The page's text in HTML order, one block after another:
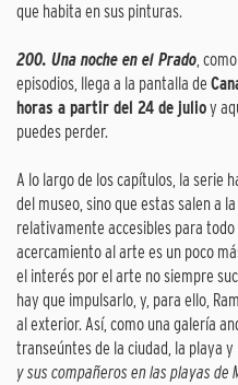
que habita en sus pinturas.
200. Una noche en el Prado,
episodios, llega a la pantalla de
horas a partir del 24 de julioy
puedes perder.
A lo largo de los capítulos, la serie
del museo, sino que estas salen a
relativamente accesibles para
acercamiento al arte es un poco
el interés por el arte no siempre
hay que impulsarlo, y, para ello,
al exterior. Así, como una galería
transeúntes de la ciudad, la playa y
y sus compañeros en las playas de